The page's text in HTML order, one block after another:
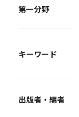
第一分野
キーワード
出版者・編者